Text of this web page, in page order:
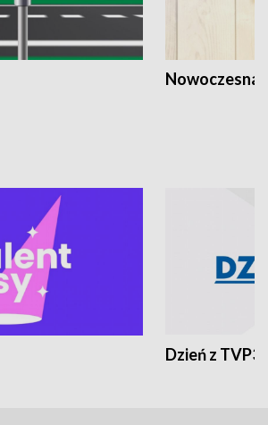
Nowoczesna
Dzień z TVP3